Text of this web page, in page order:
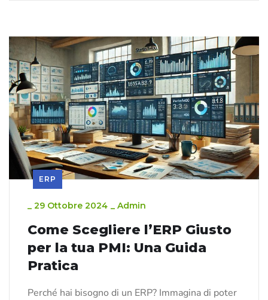
ERP
_ 29 Ottobre 2024 _ Admin
Come Scegliere l’ERP Giusto
per la tua PMI: Una Guida
Pratica
Perché hai bisogno di un ERP? Immagina di poter